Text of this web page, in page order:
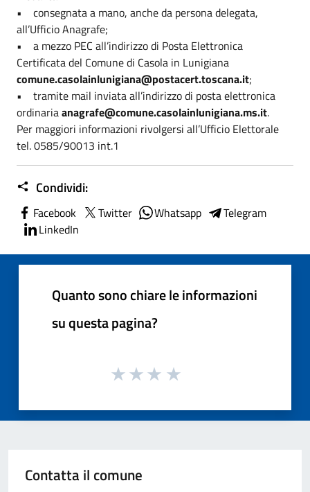
• consegnata a mano, anche da persona delegata,
all’Ufficio Anagrafe;
• a mezzo PEC all’indirizzo di Posta Elettronica
Certificata del Comune di Casola in Lunigiana
comune.casolainlunigiana@postacert.toscana.it;
• tramite mail inviata all’indirizzo di posta elettronica
ordinariaanagrafe@comune.casolainlunigiana.ms.it.
Per maggiori informazioni rivolgersi all’Ufficio Elettorale
tel. 0585/90013 int.1
Condividi:
Facebook Twitter Whatsapp
Telegram
LinkedIn
Quanto sono chiare le informazioni
su questa pagina?
Contatta il comune